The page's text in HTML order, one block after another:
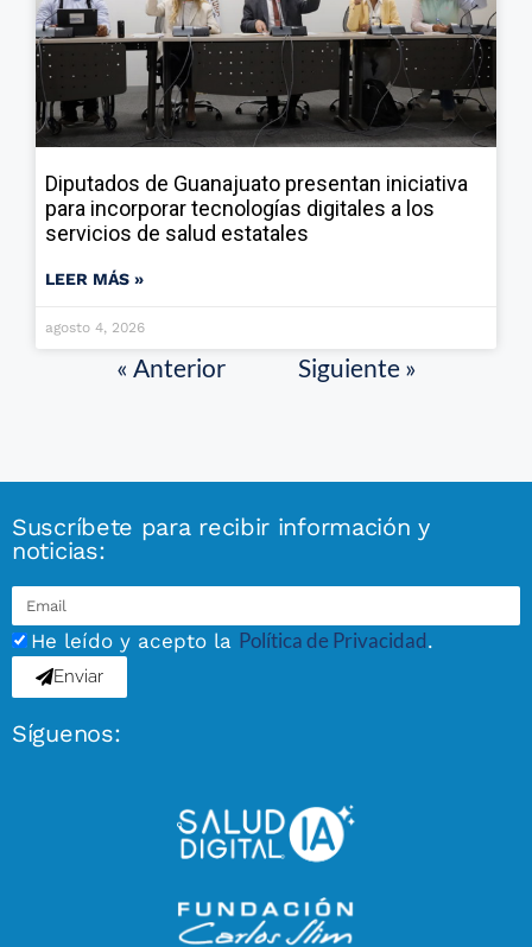
Diputados de Guanajuato presentan iniciativa
para incorporar tecnologías digitales a los
servicios de salud estatales
LEER MÁS »
agosto 4, 2026
« Anterior Siguiente »
Suscríbete para recibir información y
noticias:
He leído y acepto la Política de Privacidad.
Enviar
Síguenos: